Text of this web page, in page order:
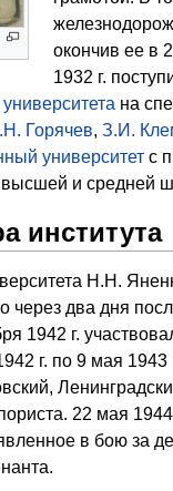
окончив ее в
1932 г.
на
Горячев, З.И.
университетс
и средней
института
Н.Н.
через два дня
1942 г.
г. по 9 мая 1943
22 мая
в бою за